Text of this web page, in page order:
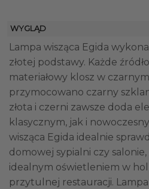
WYGLĄD
Lampa wisząca Egida
złotej podstawy. Każde źródło
materiałowy klosz w
przymocowano czarny
złota i czerni zawsze doda
klasycznym, jak i
wisząca Egida idealnie
domowej sypialni czy
idealnym oświetleniem w
przytulnej restauracji.